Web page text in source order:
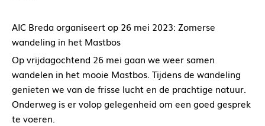
AIC Breda organiseert op 26 mei 2023: Zomerse
wandeling in het Mastbos
Op vrijdagochtend 26 mei gaan we weer samen
wandelen in het mooie Mastbos. Tijdens de wandeling
genieten we van de frisse lucht en de prachtige natuur.
Onderweg is er volop gelegenheid om een goed gesprek
te voeren.